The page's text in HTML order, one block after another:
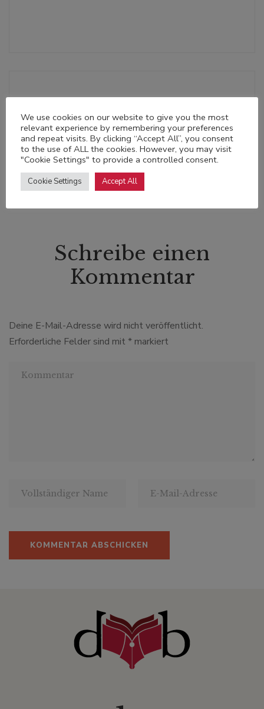
21. Oktober 2020
Schreibe einen
Kommentar
Deine E-Mail-Adresse wird nicht veröffentlicht.
Erforderliche Felder sind mit * markiert
We use cookies on our website to give you the most
relevant experience by remembering your preferences
and repeat visits. By clicking “Accept All”, you consent
to the use of ALL the cookies. However, you may visit
"Cookie Settings" to provide a controlled consent.
Cookie Settings Accept All